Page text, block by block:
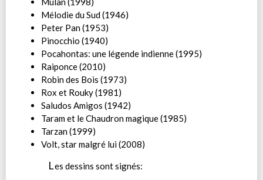
Mélodie du Sud (1946)
Peter Pan (1953)
Pinocchio (1940)
Pocahontas: une légende indienne (1995)
Raiponce (2010)
Robin des Bois (1973)
Rox et Rouky (1981)
Saludos Amigos (1942)
Taram et le Chaudron magique (1985)
Tarzan (1999)
Volt, star malgré lui (2008)
Les dessins sont signés: